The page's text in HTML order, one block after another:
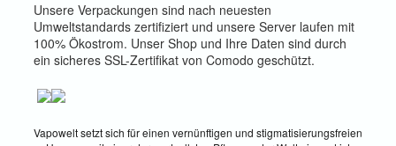
Unsere Verpackungen sind nach neuesten
Umweltstandards zertifiziert und unsere Server laufen mit
100% Ökostrom. Unser Shop und Ihre Daten sind durch
ein sicheres SSL-Zertifikat von Comodo geschützt.
Vapowelt setzt sich für einen vernünftigen und stigmatisierungsfreien